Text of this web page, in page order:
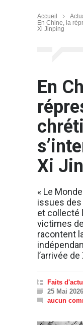
Accueil
En Chine, la
Xi Jinping
En
Xi
« Le
issues
et collecté
victimes
racontent
l’arrivée
Faits
25 Mai 2026
aucun